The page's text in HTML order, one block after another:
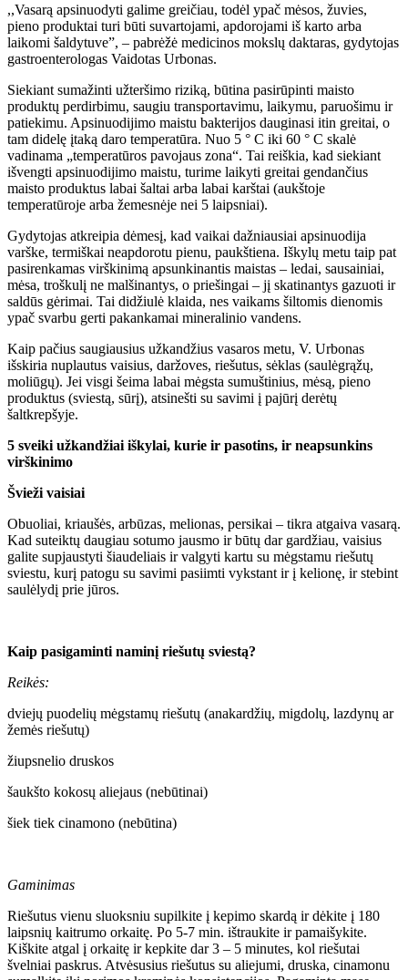
,,Vasarą apsinuodyti galime greičiau, todėl ypač mėsos, žuvies,
pieno produktai turi būti suvartojami, apdorojami iš karto arba
laikomi šaldytuve”, – pabrėžė medicinos mokslų daktaras, gydytojas
gastroenterologas Vaidotas Urbonas.
Siekiant sumažinti užteršimo riziką, būtina pasirūpinti maisto
produktų perdirbimu, saugiu transportavimu, laikymu, paruošimu ir
patiekimu. Apsinuodijimo maistu bakterijos dauginasi itin greitai, o
tam didelę įtaką daro temperatūra. Nuo 5 ° C iki 60 ° C skalė
vadinama „temperatūros pavojaus zona“. Tai reiškia, kad siekiant
išvengti apsinuodijimo maistu, turime laikyti greitai gendančius
maisto produktus labai šaltai arba labai karštai (aukštoje
temperatūroje arba žemesnėje nei 5 laipsniai).
Gydytojas atkreipia dėmesį, kad vaikai dažniausiai apsinuodija
varške, termiškai neapdorotu pienu, paukštiena. Iškylų metu taip pat
pasirenkamas virškinimą apsunkinantis maistas – ledai, sausainiai,
mėsa, troškulį ne malšinantys, o priešingai – jį skatinantys gazuoti ir
saldūs gėrimai. Tai didžiulė klaida, nes vaikams šiltomis dienomis
ypač svarbu gerti pakankamai mineralinio vandens.
Kaip pačius saugiausius užkandžius vasaros metu, V. Urbonas
išskiria nuplautus vaisius, daržoves, riešutus, sėklas (saulėgrąžų,
moliūgų). Jei visgi šeima labai mėgsta sumuštinius, mėsą, pieno
produktus (sviestą, sūrį), atsinešti su savimi į pajūrį derėtų
šaltkrepšyje.
5 sveiki užkandžiai iškylai, kurie ir pasotins, ir neapsunkins
virškinimo
Švieži vaisiai
Obuoliai, kriaušės, arbūzas, melionas, persikai – tikra atgaiva vasarą.
Kad suteiktų daugiau sotumo jausmo ir būtų dar gardžiau, vaisius
galite supjaustyti šiaudeliais ir valgyti kartu su mėgstamu riešutų
sviestu, kurį patogu su savimi pasiimti vykstant ir į kelionę, ir stebint
saulėlydį prie jūros.
Kaip pasigaminti naminį riešutų sviestą?
Reikės:
dviejų puodelių mėgstamų riešutų (anakardžių, migdolų, lazdynų ar
žemės riešutų)
žiupsnelio druskos
šaukšto kokosų aliejaus (nebūtinai)
šiek tiek cinamono (nebūtina)
Gaminimas
Riešutus vienu sluoksniu supilkite į kepimo skardą ir dėkite į 180
laipsnių kaitrumo orkaitę. Po 5-7 min. ištraukite ir pamaišykite.
Kiškite atgal į orkaitę ir kepkite dar 3 – 5 minutes, kol riešutai
švelniai paskrus. Atvėsusius riešutus su aliejumi, druska, cinamonu